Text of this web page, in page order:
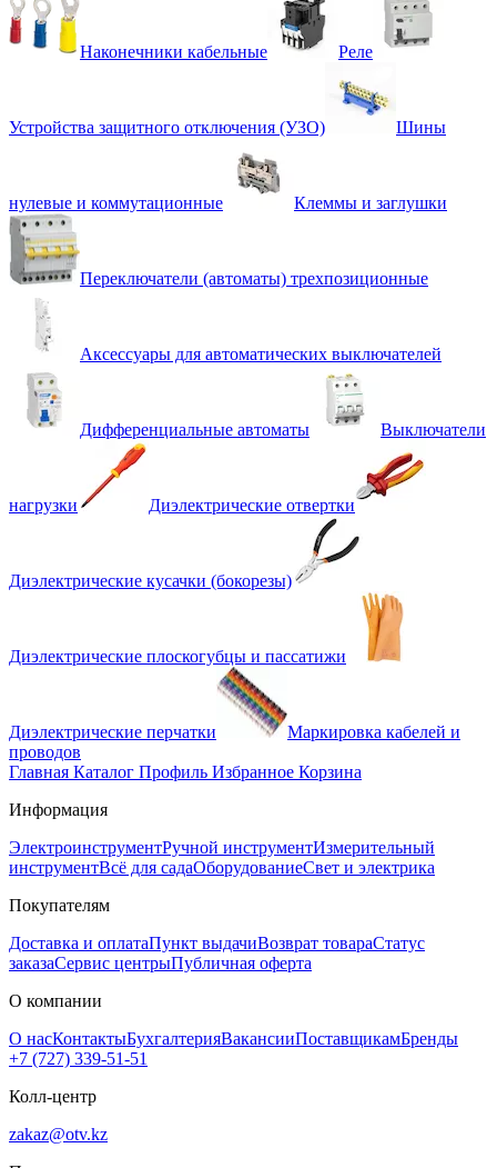
Наконечники кабельные Реле
Устройства защитного отключения (УЗО) Шины
нулевые и коммутационные Клеммы и заглушки
Переключатели (автоматы) трехпозиционные
Аксессуары для автоматических выключателей
Дифференциальные автоматы Выключатели
нагрузки Диэлектрические отвертки
Диэлектрические кусачки (бокорезы)
Диэлектрические плоскогубцы и пассатижи
Диэлектрические перчатки
Маркировка кабелей и
проводов
Главная Каталог Профиль Избранное Корзина
Информация
ЭлектроинструментРучной инструментИзмерительный
инструментВсё для садаОборудованиеСвет и электрика
Покупателям
Доставка и оплатаПункт выдачиВозврат товараСтатус
заказаСервис центрыПубличная оферта
О компании
О насКонтактыБухгалтерияВакансииПоставщикамБренды
+7 (727) 339-51-51
Колл-центр
zakaz@otv.kz